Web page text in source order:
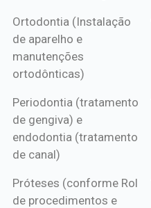
Ortodontia (Instalação
de aparelho e
manutenções
ortodônticas)
Periodontia (tratamento
de gengiva) e
endodontia (tratamento
de canal)
Próteses (conforme Rol
de procedimentos e